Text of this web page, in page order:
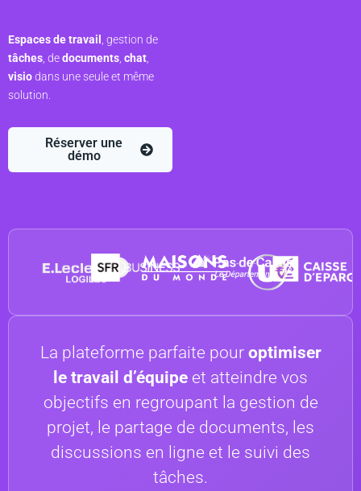
Espaces de travail , gestion de
tâches , dedocuments chat
visiodans une seule et même
solution.
Réserver une
démo
La plateforme parfaite pour optimiser
le travail d’équipe et atteindre vos
objectifs en regroupant la gestion de
projet, le partage de documents, les
discussions en ligne et le suivi des
tâches.